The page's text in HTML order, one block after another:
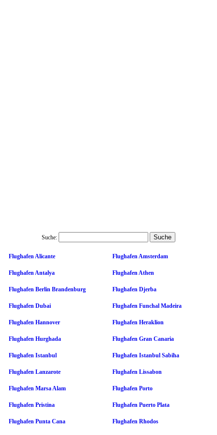
Suche:
Flughafen Alicante Flughafen Amsterdam
Flughafen Antalya Flughafen Athen
Flughafen Berlin Brandenburg Flughafen Djerba
Flughafen Dubai Flughafen Funchal Madeira
Flughafen Hannover Flughafen Heraklion
Flughafen Hurghada Flughafen Gran Canaria
Flughafen Istanbul Flughafen Istanbul Sabiha
Flughafen Lanzarote Flughafen Lissabon
Flughafen Marsa Alam Flughafen Porto
Flughafen Pristina Flughafen Puerto Plata
Flughafen Punta Cana Flughafen Rhodos